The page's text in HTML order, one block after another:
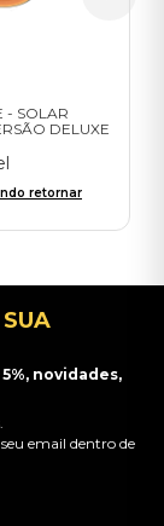
- SOLAR
DELUXE
retornar
novidades,
email dentro de